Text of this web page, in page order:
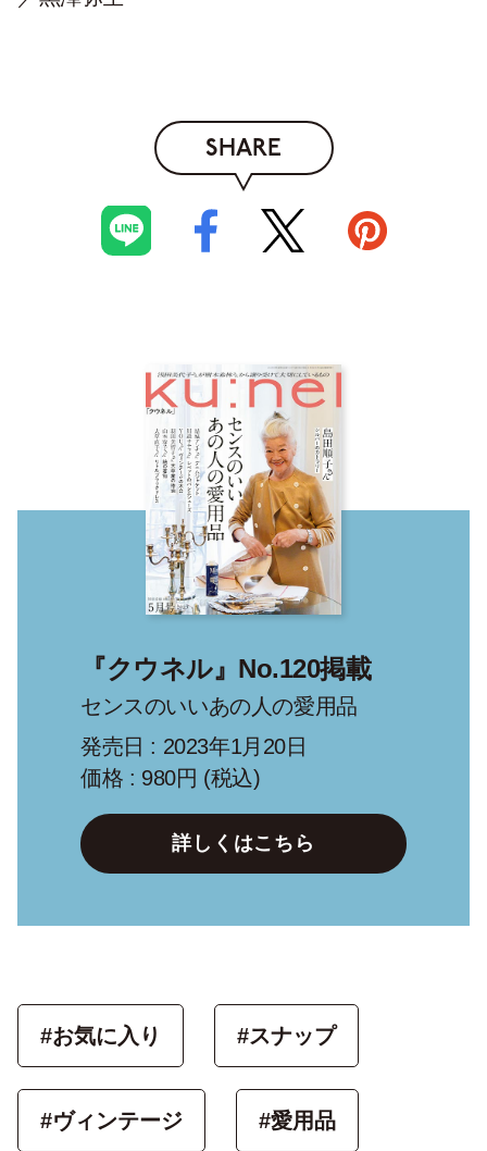
SHARE
『クウネル』No.120掲載
センスのいいあの人の愛用品
発売日 : 2023年1月20日
価格 : 980円 (税込)
詳しくはこちら
#お気に入り #スナップ
#ヴィンテージ #愛用品